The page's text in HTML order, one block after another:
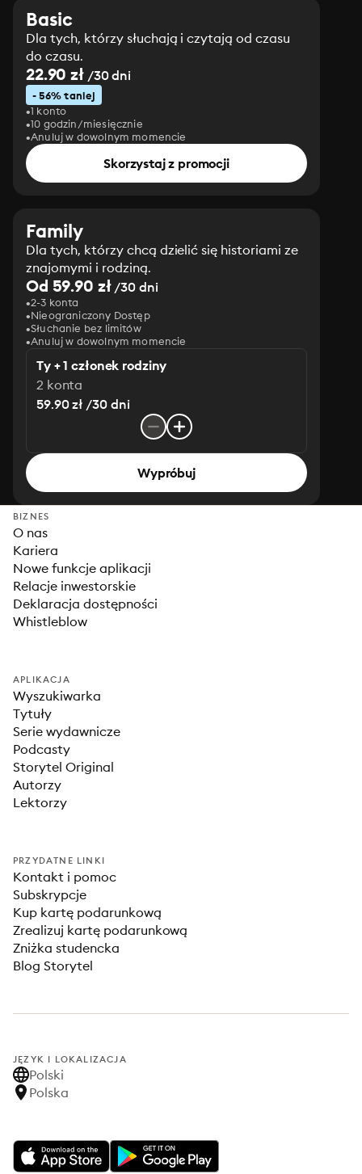
Basic
Dla tych, którzy słuchają i czytają od czasu
do czasu.
22.90 zł/30 dni
- 56% taniej
1 konto
10 godzin/miesięcznie
Anuluj w dowolnym momencie
Skorzystaj z promocji
Family
Dla tych, którzy chcą dzielić się historiami ze
znajomymi i rodziną.
Od 59.90 zł/30 dni
2-3 konta
Nieograniczony Dostęp
Słuchanie bez limitów
Anuluj w dowolnym momencie
Ty + 1 członek rodziny
2 konta
59.90 zł /30 dni
Wypróbuj
BIZNES
O nas
Kariera
Nowe funkcje aplikacji
Relacje inwestorskie
Deklaracja dostępności
Whistleblow
APLIKACJA
Wyszukiwarka
Tytuły
Serie wydawnicze
Podcasty
Storytel Original
Autorzy
Lektorzy
PRZYDATNE LINKI
Kontakt i pomoc
Subskrypcje
Kup kartę podarunkową
Zrealizuj kartę podarunkową
Zniżka studencka
Blog Storytel
JĘZYK I LOKALIZACJA
Polski
Polska